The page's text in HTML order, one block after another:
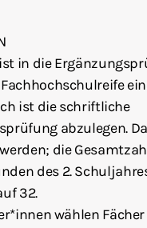
ist in die
ist die schriftliche
abzulegen.
die
des 2.
32.
wählen